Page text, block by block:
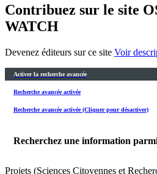
Contribuez sur le site
WATCH
Devenez éditeurs sur ce site Voir
Activer la recherche avancée
Recherche avancée activée
Recherche avancée activée (Cliquer pour désactiver)
Recherchez une information
Projets (Sciences Citoyennes et